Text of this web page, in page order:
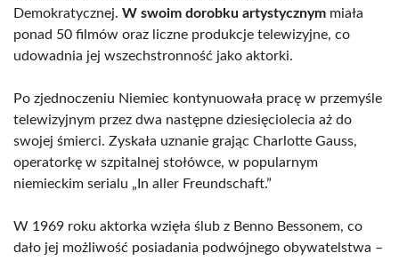
Demokratycznej. W swoim dorobku artystycznym miała
ponad 50 filmów oraz liczne produkcje telewizyjne, co
udowadnia jej wszechstronność jako aktorki.
Po zjednoczeniu Niemiec kontynuowała pracę w przemyśle
telewizyjnym przez dwa następne dziesięciolecia aż do
swojej śmierci. Zyskała uznanie grając Charlotte Gauss,
operatorkę w szpitalnej stołówce, w popularnym
niemieckim serialu „In aller Freundschaft.”
W 1969 roku aktorka wzięła ślub z Benno Bessonem, co
dało jej możliwość posiadania podwójnego obywatelstwa –